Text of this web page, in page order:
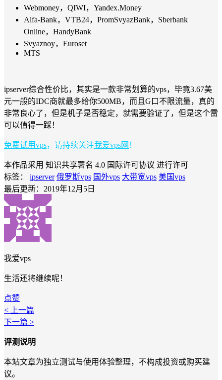
Webmoney，QIWI，Yandex.Money
Alfa-Bank，VTB24，PromSvyazBank，Sberbank
Online，HandyBank
Svyaznoy，Euroset
MTS
ipserver综合性价比，其实是一款非常划算的vps，毕竟3.67美
元一般的IDC商就最多给你500MB，而且G口不限流量，真的
非常良心了，但是机子是否稳定，就需要验证了，但是这个雷
可以值得一踩！
免费试用vps，请持续关注我爱vps网 ！
本作品采用 知识共享署名 4.0 国际许可协议 进行许可
标签：
ipserver 俄罗斯vps 国外vps 大带宽vps 美国vps
最后更新：2019年12月5日
我爱vps
生活还将继续呢！
点赞
< 上一篇
下一篇 >
评测说明
本站文章为独立测试与使用体验整理，不构成投资或购买建
议。